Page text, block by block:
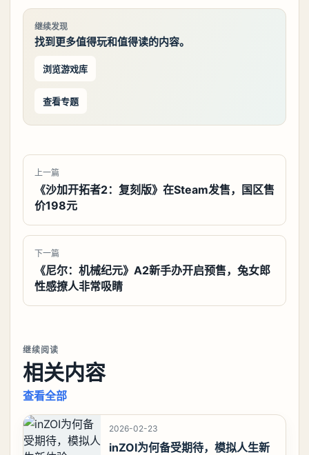
继续发现
找到更多值得玩和值得读的内容。
浏览游戏库
查看专题
上一篇
《沙加开拓者2：复刻版》在Steam发售，国区售
价198元
下一篇
《尼尔：机械纪元》A2新手办开启预售，兔女郎
性感撩人非常吸睛
继续阅读
相关内容
查看全部
2026-02-23
inZOI为何备受期待，模拟人生新